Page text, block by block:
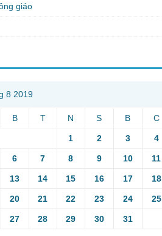
giáo
8 2019
B T N S B C
1 2 3 4
6 7 8 9 10 11
13 14 15 16 17 18
20 21 22 23 24 25
27 28 29 30 31